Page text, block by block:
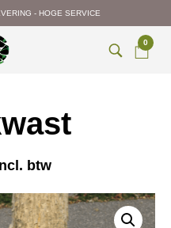
- HOGE SERVICE
0
btw